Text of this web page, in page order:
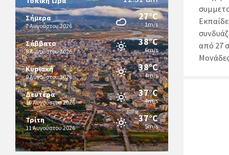
από 27
Σήμερα
7 Αυγούστου 2026
27°C
1m/s
Σάββατο
8 Αυγούστου 2026
38°C
6m/s
Κυριακή
9 Αυγούστου 2026
38°C
4m/s
Δευτέρα
10 Αυγούστου 2026
37°C
4m/s
Τρίτη
11 Αυγούστου 2026
37°C
5m/s